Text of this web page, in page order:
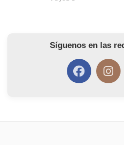
Síguenos en las